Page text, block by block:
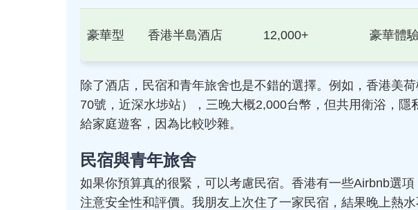
豪華型 香港半島酒店 12,000+ 豪華體
除了酒店，民宿和青年旅舍也是不錯的選擇。例如，香港美
70號，近深水埗站），三晚大概2,000台幣，但共用衛浴，隱
給家庭遊客，因為比較吵雜。
民宿與青年旅舍
如果你預算真的很緊，可以考慮民宿。香港有一些Airbnb選
注意安全性和評價。我朋友上次住了一家民宿，結果晚上熱